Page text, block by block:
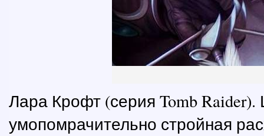
Лара Крофт (серия Tomb
умопомрачительно стройная